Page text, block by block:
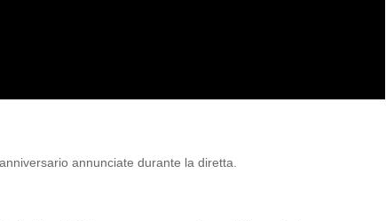
annunciate durante la diretta.